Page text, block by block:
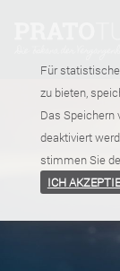
Für
zu bieten,
Das Speichern
deaktiviert
stimmen Sie
ICH